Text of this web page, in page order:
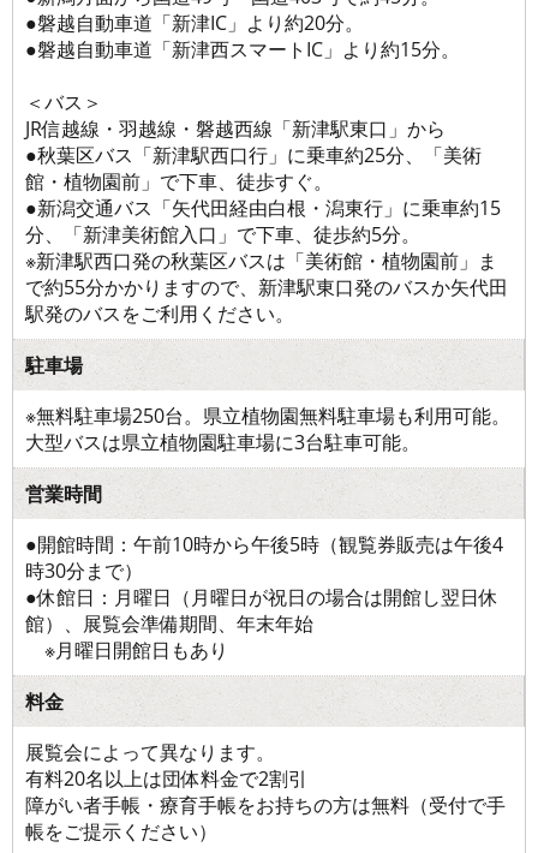
●磐越自動車道「新津IC」より約20分。
●磐越自動車道「新津西スマートIC」より約15分。
＜バス＞
JR信越線・羽越線・磐越西線「新津駅東口」から
●秋葉区バス「新津駅西口行」に乗車約25分、「美術
館・植物園前」で下車、徒歩すぐ。
●新潟交通バス「矢代田経由白根・潟東行」に乗車約15
分、「新津美術館入口」で下車、徒歩約5分。
※新津駅西口発の秋葉区バスは「美術館・植物園前」ま
で約55分かかりますので、新津駅東口発のバスか矢代田
駅発のバスをご利用ください。
駐車場
※無料駐車場250台。県立植物園無料駐車場も利用可能。
大型バスは県立植物園駐車場に3台駐車可能。
営業時間
●開館時間：午前10時から午後5時（観覧券販売は午後4
時30分まで）
●休館日：月曜日（月曜日が祝日の場合は開館し翌日休
館）、展覧会準備期間、年末年始
※月曜日開館日もあり
料金
展覧会によって異なります。
有料20名以上は団体料金で2割引
障がい者手帳・療育手帳をお持ちの方は無料（受付で手
帳をご提示ください）